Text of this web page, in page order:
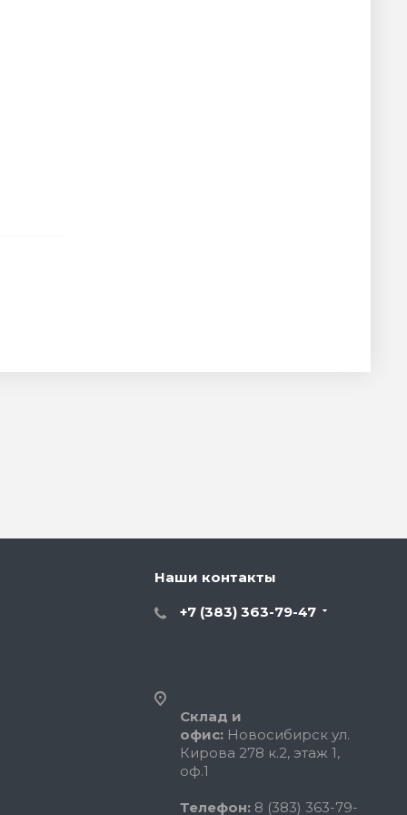
Наши контакты
+7 (383) 363-79-47
Склад и
офис: Новосибирск ул.
Кирова 278 к.2, этаж 1,
оф.1
Телефон: 8 (383) 363-79-